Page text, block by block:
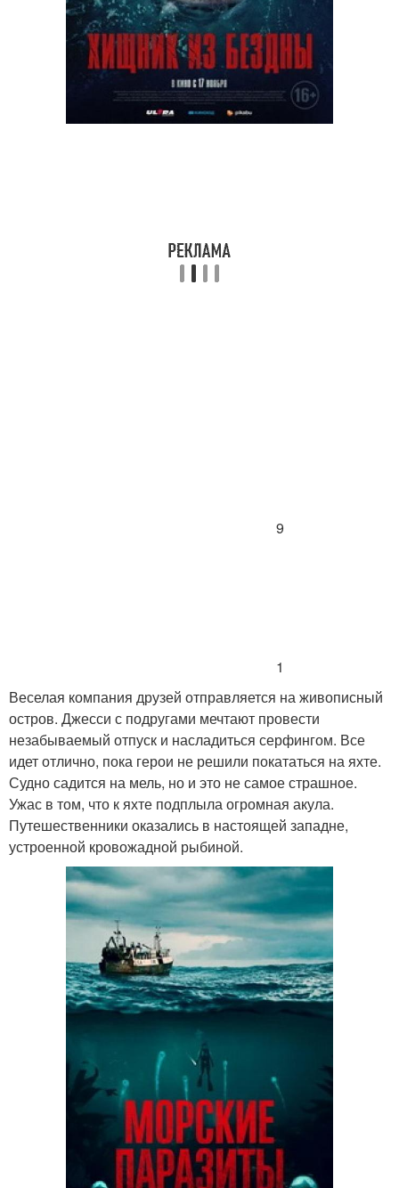
9
1
Веселая компания друзей отправляется на живописный
остров. Джесси с подругами мечтают провести
незабываемый отпуск и насладиться серфингом. Все
идет отлично, пока герои не решили покататься на яхте.
Судно садится на мель, но и это не самое страшное.
Ужас в том, что к яхте подплыла огромная акула.
Путешественники оказались в настоящей западне,
устроенной кровожадной рыбиной.